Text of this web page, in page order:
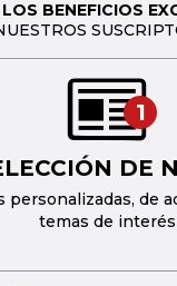
BENEFICIOS
1
DE
personalizadas, de
temas de interés